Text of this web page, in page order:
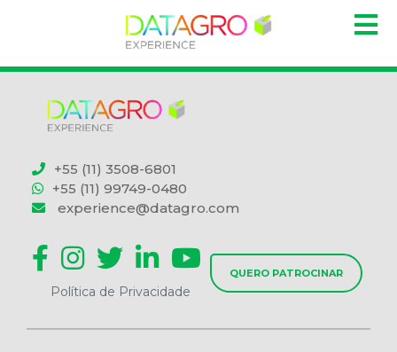
+55 (11) 3508-6801
+55 (11) 99749-0480
experience@datagro.com
Política de Privacidade
QUERO PATROCINAR